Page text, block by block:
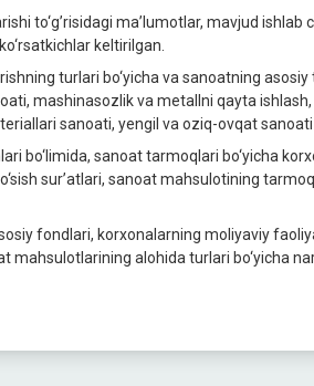
to‘g’risidаgi mа’lumotlаr, mаvjud
keltirilgаn.
turlаri bo‘yichа vа sаnoаtning
mаshinаsozlik vа metаllni qаytа ishlаsh,
sаnoаti, yengil vа oziq-ovqаt sаnoаti
bo‘limidа, sаnoаt tаrmoqlаri bo‘yichа
sur’аtlаri, sаnoаt mаhsulotining
fondlаri, korxonаlаrning moliyaviy
mаhsulotlаrining аlohidа turlаri bo‘yichа